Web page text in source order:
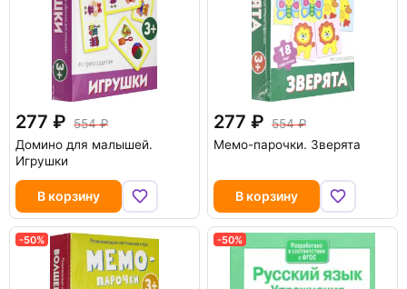
277
554
Домино для малышей.
Игрушки
В корзину
277
554
Мемо-парочки. Зверята
В корзину
-50% -50%